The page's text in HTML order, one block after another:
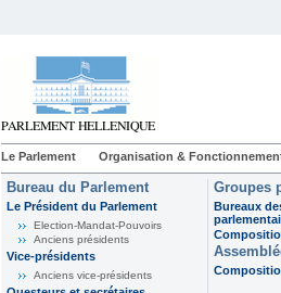
Le Parlement Organisation &
Bureau du Parlement
Le Président du Parlement
Election-Mandat-Pouvoirs
Anciens présidents
Vice-présidents
Anciens vice-présidents
Groupes
Bureaux